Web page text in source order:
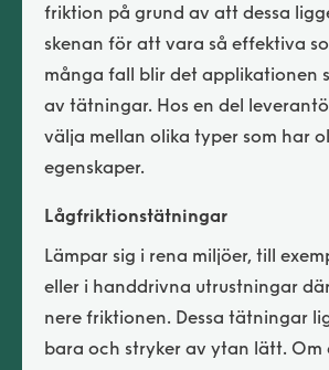
friktion på grund av att dessa
skenan för att vara så effektiva
många fall blir det applikationen
av tätningar. Hos en del
välja mellan olika typer som har
egenskaper.
Lågfriktionstätningar
Lämpar sig i rena miljöer, till
eller i handdrivna utrustningar
nere friktionen. Dessa tätningar
bara och stryker av ytan lätt. Om